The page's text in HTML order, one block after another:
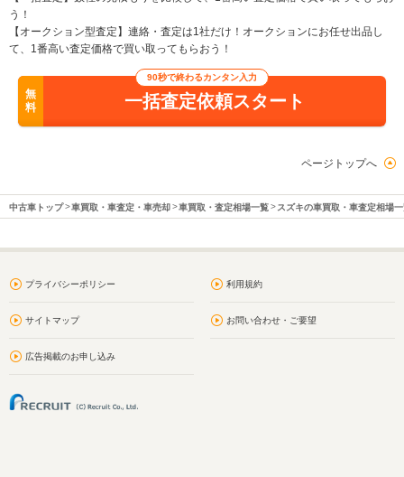
う！
【オークション型査定】連絡・査定は1社だけ！オークションにお任せ出品し
て、1番高い査定価格で買い取ってもらおう！
無
料
90秒で終わるカンタン入力
一括査定依頼スタート
ページトップへ
中古車トップ 車買取・車査定・車売却 車買取・査定相場一覧 スズキの車買取・車査定相場
プライバシーポリシー 利用規約
サイトマップ お問い合わせ・ご要望
広告掲載のお申し込み